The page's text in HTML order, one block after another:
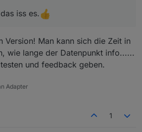
iss es.
Version! Man kann sich die Zeit in
wie lange der Datenpunkt info......
und feedback geben.
Adapter
1